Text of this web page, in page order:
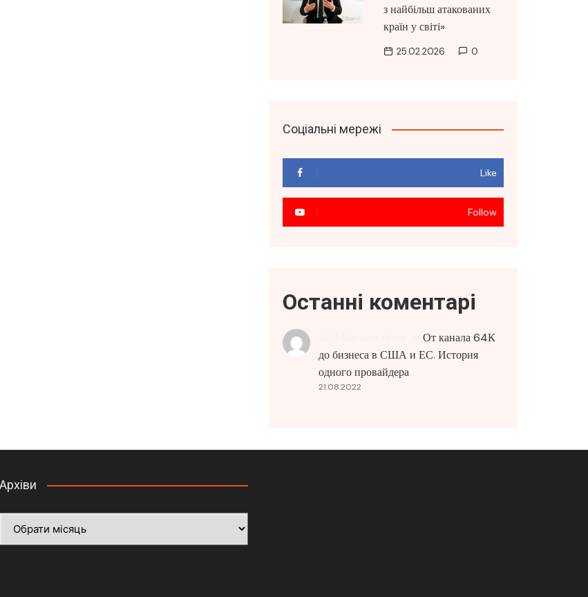
з найбільш атакованих
країн у світі»
25.02.2026 0
Соціальні мережі
Like
Follow
Останні коментарі
От канала 64К
до бизнеса в США и ЕС. История
одного провайдера
21.08.2022
Архіви